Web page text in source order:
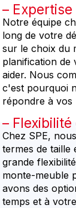
Notre équipe
long de votre
sur le choix du
planification de
aider. Nous
c'est pourquoi
répondre à vos
Chez SPE,
termes de taille
grande
monte-meuble
avons des
temps et à